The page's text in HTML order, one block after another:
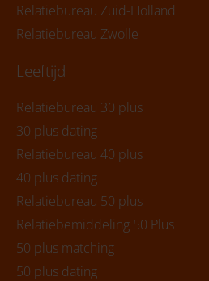
Relatiebureau Zuid-Holland
Relatiebureau Zwolle
Leeftijd
Relatiebureau 30 plus
30 plus dating
Relatiebureau 40 plus
40 plus dating
Relatiebureau 50 plus
Relatiebemiddeling 50 Plus
50 plus matching
50 plus dating